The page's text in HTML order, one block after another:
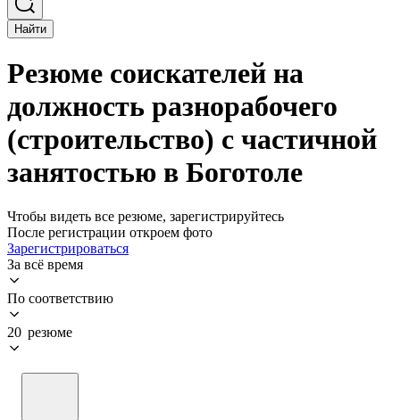
Найти
Резюме соискателей на
должность разнорабочего
(строительство) с частичной
занятостью в Боготоле
Чтобы видеть все резюме, зарегистрируйтесь
После регистрации откроем фото
Зарегистрироваться
За всё время
По соответствию
20 резюме